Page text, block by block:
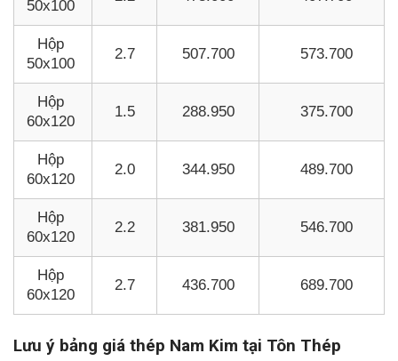
50x100
Hộp
50x100
2.7 507.700 573.700
Hộp
60x120
1.5 288.950 375.700
Hộp
60x120
2.0 344.950 489.700
Hộp
60x120
2.2 381.950 546.700
Hộp
60x120
2.7 436.700 689.700
Lưu ý bảng giá thép Nam Kim tại Tôn Thép